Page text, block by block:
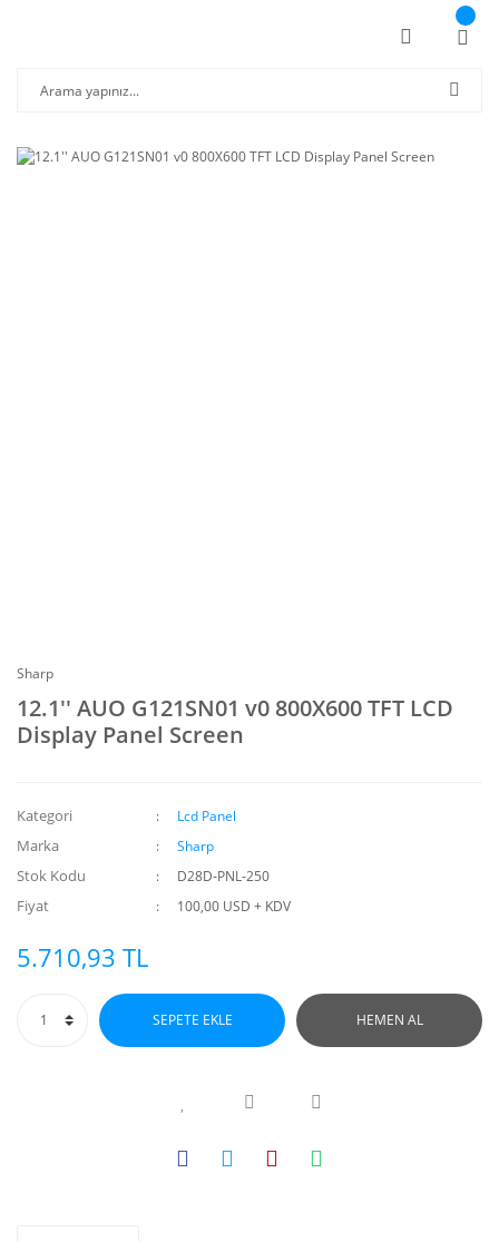
Sharp
12.1'' AUO G121SN01 v0 800X600 TFT LCD
Display Panel Screen
Kategori Lcd Panel
Marka Sharp
Stok Kodu D28D-PNL-250
Fiyat 100,00 USD + KDV
5.710,93 TL
SEPETE EKLE HEMEN AL